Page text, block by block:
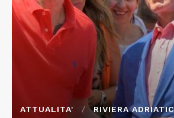
ATTUALITA' RIVIERA